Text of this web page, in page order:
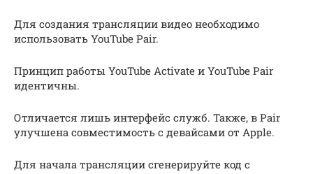
Для создания трансляции видео необходимо
использовать YouTube Pair.
Принцип работы YouTube Activate и YouTube Pair
идентичны.
Отличается лишь интерфейс служб. Также, в Pair
улучшена совместимость с девайсами от Apple.
Для начала трансляции сгенерируйте код с